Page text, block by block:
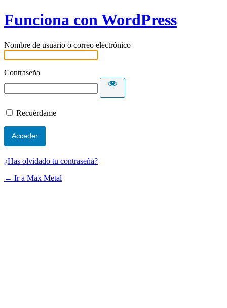
Funciona con WordPress
Nombre de usuario o correo electrónico
Contraseña
Recuérdame
¿Has olvidado tu contraseña?
← Ir a Max Metal